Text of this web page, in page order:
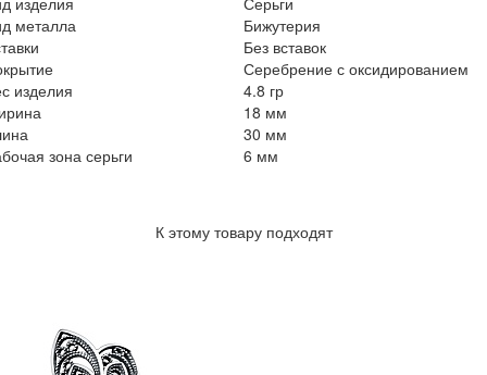
металла
Бижутерия
Без вставок
Серебрение с оксидированием
изделия
4.8 гр
18 мм
30 мм
зона серьги
6 мм
К этому товару подходят